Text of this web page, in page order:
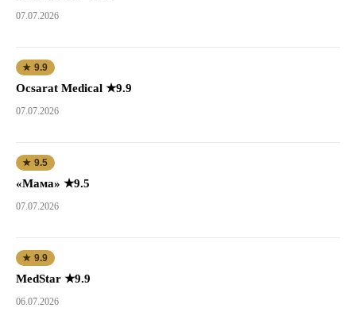
07.07.2026
★ 9.9
Ocsarat Medical ★9.9
07.07.2026
★ 9.5
«Мама» ★9.5
07.07.2026
★ 9.9
MedStar ★9.9
06.07.2026